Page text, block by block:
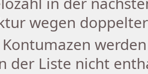
wegen
Kontumazen
der Liste nicht